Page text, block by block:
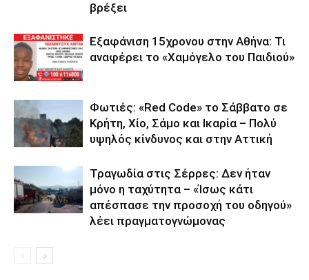
βρέξει
Εξαφάνιση 15χρονου στην Αθήνα: Τι
αναφέρει το «Χαμόγελο του Παιδιού»
Φωτιές: «Red Code» το Σάββατο σε
Κρήτη, Χίο, Σάμο και Ικαρία – Πολύ
υψηλός κίνδυνος και στην Αττική
Τραγωδία στις Σέρρες: Δεν ήταν
μόνο η ταχύτητα – «Ίσως κάτι
απέσπασε την προσοχή του οδηγού»
λέει πραγματογνώμονας